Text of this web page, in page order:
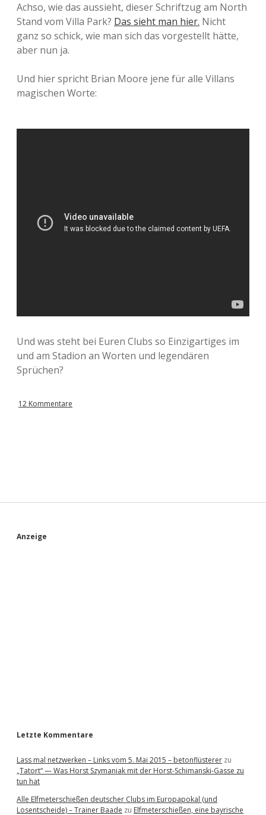
Achso, wie das aussieht, dieser Schriftzug am North
Stand vom Villa Park? Das sieht man hier. Nicht
ganz so schick, wie man sich das vorgestellt hätte,
aber nun ja.
Und hier spricht Brian Moore jene für alle Villans
magischen Worte:
Und was steht bei Euren Clubs so Einzigartiges im
und am Stadion an Worten und legendären
Sprüchen?
12 Kommentare
S
Anzeige
Letzte Kommentare
Lass mal netzwerken – Links vom 5. Mai 2015 – betonflüsterer zu
„Tatort“ — Was Horst Szymaniak mit der Horst-Schimanski-Gasse zu
tun hat
Alle Elfmeterschießen deutscher Clubs im Europapokal (und
Losentscheide) – Trainer Baade zu Elfmeterschießen, eine bayrische